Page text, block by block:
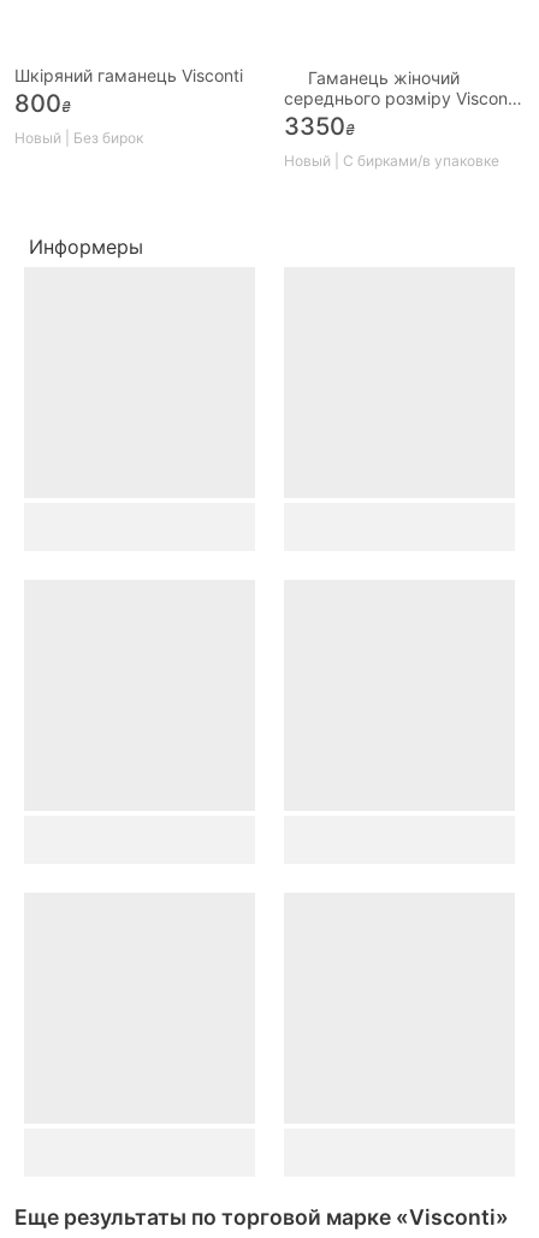
Шкіряний гаманець Visconti
800₴
Новый | Без бирок
Гаманець жіночий
середнього розміру Visconti
яскравий горох c RFID
3350₴
Новый | С бирками/в упаковке
Информеры
Еще результаты по торговой марке «Visconti»